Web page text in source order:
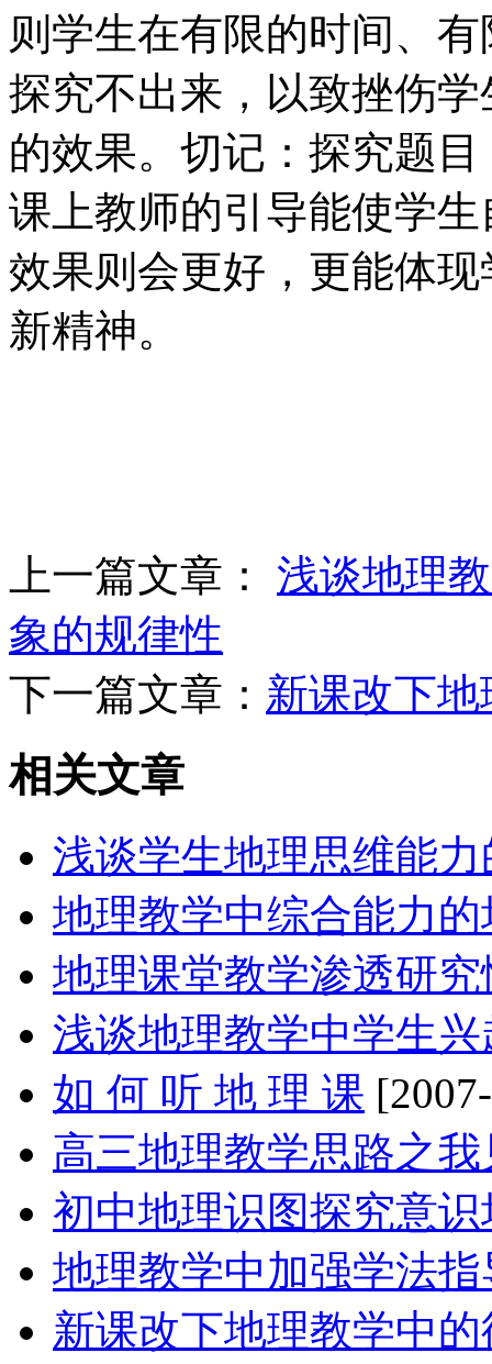
则学生在有限的时间、
探究不出来，以致挫伤
的效果。切记：探究题
课上教师的引导能使学
效果则会更好，更能体
新精神。
上一篇文章： 浅谈地理
象的规律性
下一篇文章： 新课改下
相关文章
浅谈学生地理思维能
地理教学中综合能力的
地理课堂教学渗透研
浅谈地理教学中学生
如 何 听 地 理 课
高三地理教学思路之我
初中地理识图探究意识
地理教学中加强学法
新课改下地理教学中